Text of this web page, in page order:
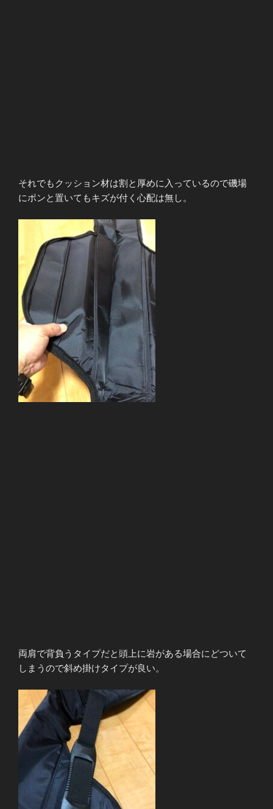
それでもクッション材は割と厚めに入っているので磯場
にポンと置いてもキズが付く心配は無し。
両肩で背負うタイプだと頭上に岩がある場合にどついて
しまうので斜め掛けタイプが良い。